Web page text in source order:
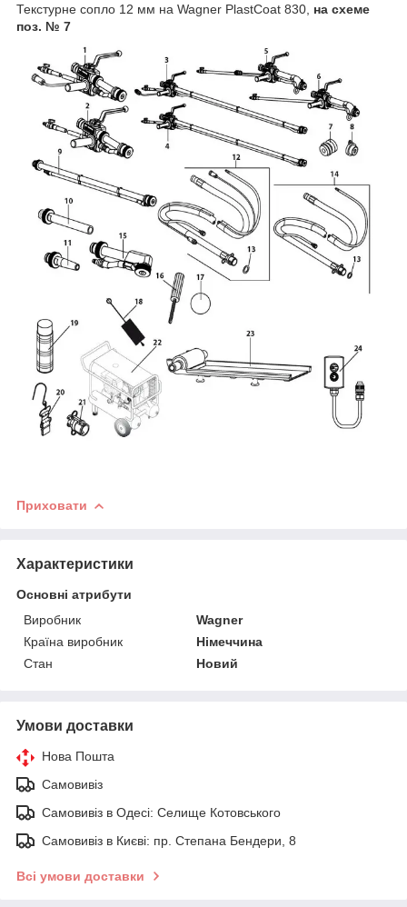
Текстурне сопло 12 мм на Wagner PlastCoat 830, на схеме
поз. № 7
Приховати
Характеристики
Основні атрибути
Виробник
Wagner
Країна виробник
Німеччина
Стан
Новий
Умови доставки
Нова Пошта
Самовивіз
Самовивіз в Одесі: Селище Котовського
Самовивіз в Києві: пр. Степана Бендери, 8
Всі умови доставки